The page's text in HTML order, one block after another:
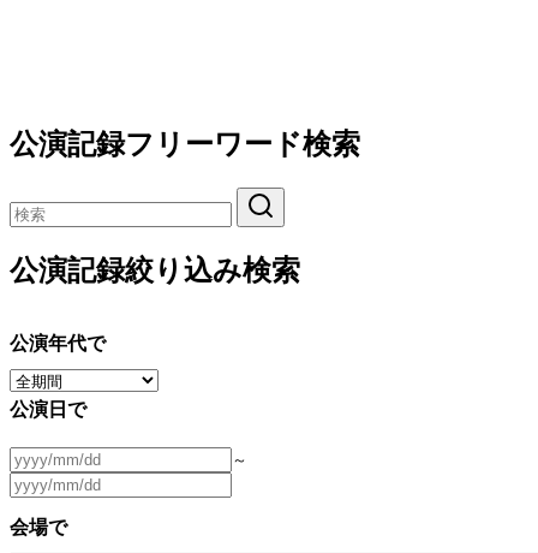
公演記録フリーワード検索
公演記録絞り込み検索
公演年代で
公演日で
～
会場で